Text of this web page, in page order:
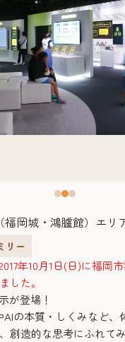
福岡城・鴻臚館）エリ
リー
年10月1日(日)に福岡
した。
が登場！
AIの本質・しくみなど
創造的な思考にふれてみ